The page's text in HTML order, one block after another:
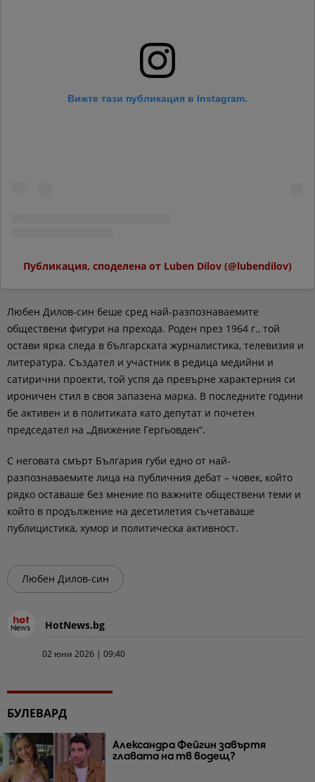
Вижте тази публикация в Instagram.
Публикация, споделена от Luben Dilov (@lubendilov)
Любен Дилов-син беше сред най-разпознаваемите
обществени фигури на прехода. Роден през 1964 г., той
остави ярка следа в българската журналистика, телевизия и
литература. Създател и участник в редица медийни и
сатирични проекти, той успя да превърне характерния си
ироничен стил в своя запазена марка. В последните години
бе активен и в политиката като депутат и почетен
председател на „Движение Гергьовден“.
С неговата смърт България губи едно от най-
разпознаваемите лица на публичния дебат – човек, който
рядко оставаше без мнение по важните обществени теми и
който в продължение на десетилетия съчетаваше
публицистика, хумор и политическа активност.
Любен Дилов-син
HotNews.bg
02 юни 2026 | 09:40
БУЛЕВАРД
Александра Фейгин завъртя
главата на тв водещ?